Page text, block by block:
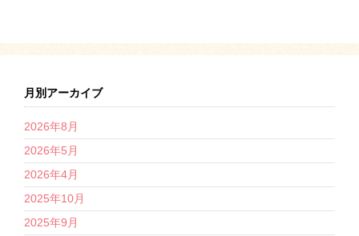
月別アーカイブ
2026年8月
2026年5月
2026年4月
2025年10月
2025年9月